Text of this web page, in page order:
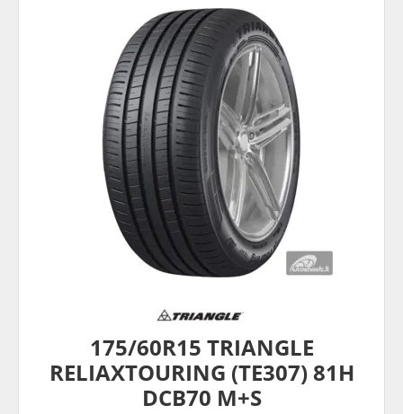
175/60R15 TRIANGLE
RELIAXTOURING (TE307) 81H
DCB70 M+S